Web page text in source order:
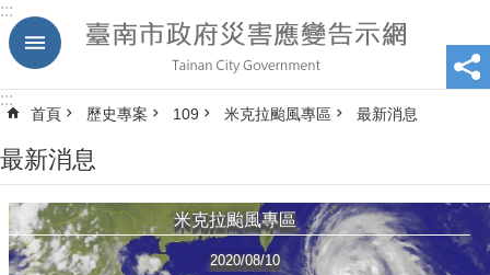
跳到主要內容區塊
:::
:::
首頁 歷史專案 109 米克拉颱風專區 最新消息
最新消息
米克拉颱風專區
2020/08/10